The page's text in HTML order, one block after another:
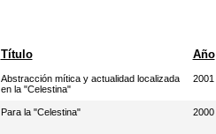
Título Año
Abstracción mítica y actualidad localizada
en la "Celestina"
2001
Para la "Celestina" 2000